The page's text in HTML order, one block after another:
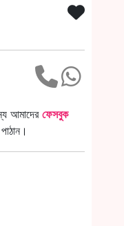
আমাদের ফেসবুক